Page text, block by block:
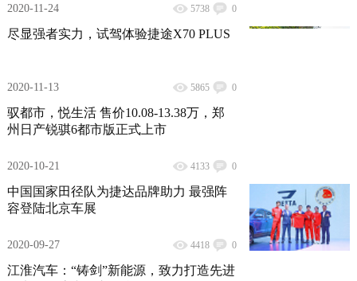
2020-11-24 5738 0
尽显强者实力，试驾体验捷途X70 PLUS
2020-11-13 5865 0
驭都市，悦生活 售价10.08-13.38万，郑
州日产锐骐6都市版正式上市
2020-10-21 4133 0
中国国家田径队为捷达品牌助力 最强阵
容登陆北京车展
2020-09-27 4418 0
江淮汽车：“铸剑”新能源，致力打造先进